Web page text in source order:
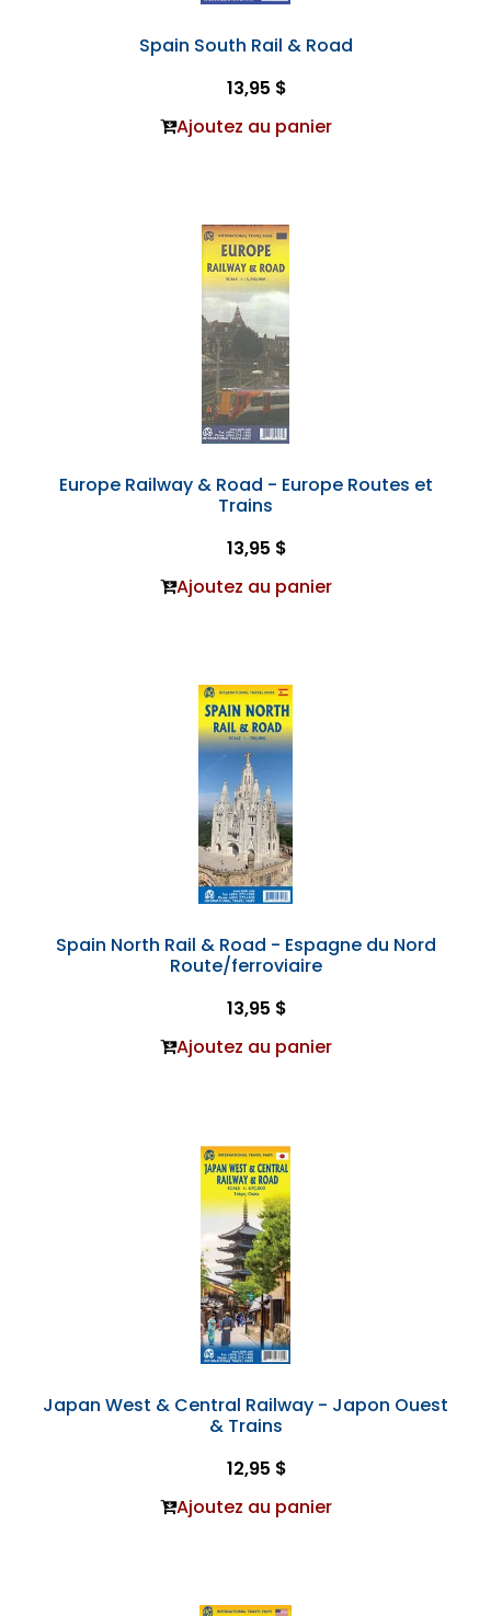
Spain South Rail & Road
13,95 $
Ajoutez au panier
Europe Railway & Road - Europe Routes et
Trains
13,95 $
Ajoutez au panier
Spain North Rail & Road - Espagne du Nord
Route/ferroviaire
13,95 $
Ajoutez au panier
Japan West & Central Railway - Japon Ouest
& Trains
12,95 $
Ajoutez au panier